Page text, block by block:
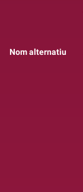
Nom alternatiu